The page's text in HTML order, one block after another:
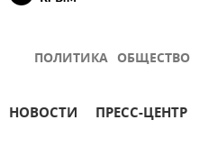
ПОЛИТИКА ОБЩЕСТВО
НОВОСТИ ПРЕСС-ЦЕНТР